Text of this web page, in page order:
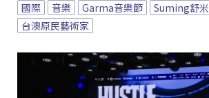
國際 音樂 Garma音樂節
Suming舒
台澳原民藝術家